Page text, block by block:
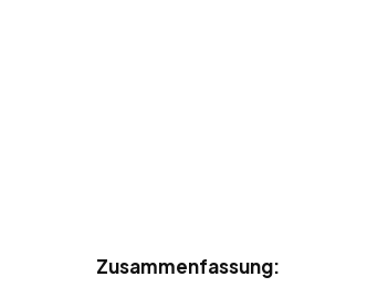
Zusammenfassung: